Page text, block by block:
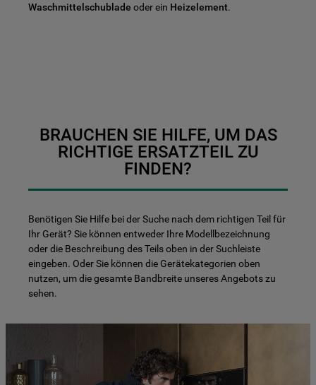
Waschmittelschublade oder ein Heizelement.
BRAUCHEN SIE HILFE, UM DAS
RICHTIGE ERSATZTEIL ZU
FINDEN?
Benötigen Sie Hilfe bei der Suche nach dem richtigen Teil für
Ihr Gerät? Sie können entweder Ihre Modellbezeichnung
oder die Beschreibung des Teils oben in der Suchleiste
eingeben. Oder Sie können die Gerätekategorien oben
nutzen, um die gesamte Bandbreite unseres Angebots zu
sehen.